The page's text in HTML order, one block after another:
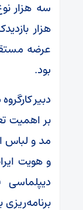
هزار
بود.
دبیر
بر اهمیت
مد و لباس
و هویت